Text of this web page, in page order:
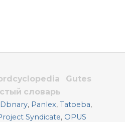
Gutes
словарь
Dbnary, Panlex,Tatoeba,
Syndicate, OPUS